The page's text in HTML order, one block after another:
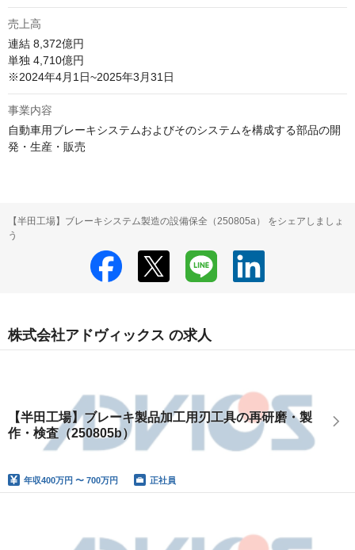
売上高
連結 8,372億円
単独 4,710億円
※2024年4月1日~2025年3月31日
事業内容
自動車用ブレーキシステムおよびそのシステムを構成する部品の開
発・生産・販売
【半田工場】ブレーキシステム製造の設備保全（250805a） をシェアしましょ
う
株式会社アドヴィックス の求人
【半田工場】ブレーキ製品加工用刃工具の再研磨・製
作・検査（250805b）
年収400万円 〜 700万円 正社員